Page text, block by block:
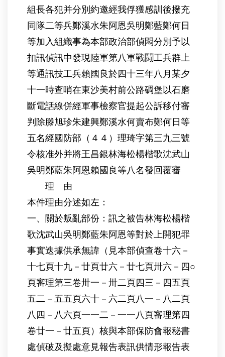
組長各犯并分別約邀經我俘獲感訓後撥充
同隊二等兵鄭溪水朱阿恩吳明鄭藍鄭何日
等加入組織事為本部政治部偵悶分別予以
扣訊偵訊中發現陸軍第八軍戰鬪工兵群上
等通訊技工兵賴國良於四十三年八月某夕
十一時查哨在東沙美村前公路碉堡以石磨
斷電話線併經軍事檢察官提起公訴移付審
判除滕旭珍朱建興鄭溪水何賣布鄭何日等
五名經國防部（４４）理琦字第三九三號
令核准外并將王昌銀林海松楊楷歌沈武山
吳明鄭藍朱阿恩賴國良等八名發回覆審
理 由
本件理由分述如左：
一、關於叛亂部份：訊之被告林海松楊楷
歌沈武山吳明鄭藍朱阿恩等對於上開犯罪
事實迭據供承無諱（見本部偵查卷十六－
十七頁十九－廿頁廿六－廿七頁卅六－四○
頁審理第三卷卅一－卅二頁四三－四五頁
五二－五五頁六十－六二頁八一－八二頁
八四－八六頁一一二－一一八頁審理第四
卷廿一－廿五頁）核與本部保防會報秘書
處偵破及擬處意見報告表訊供情形報告表